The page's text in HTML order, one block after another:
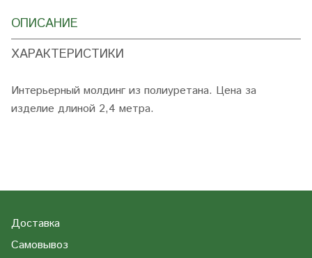
ОПИСАНИЕ
ХАРАКТЕРИСТИКИ
Интерьерный молдинг из полиуретана. Цена за
изделие длиной 2,4 метра.
Доставка
Самовывоз